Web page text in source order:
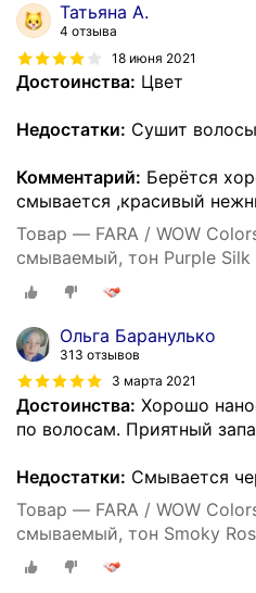
Татьяна А.
4 отзыва
18 июня 2021
Достоинства: Цвет
Недостатки: Сушит волосы
Комментарий: Берётся
смывается ,красивый
Товар — FARA / WOW
смываемый, тон Purple Silk
мл. окрашивание,
волосами
Ольга Баранулько
313 отзывов
3 марта 2021
Достоинства: Хорошо
по волосам. Приятный
Недостатки: Смывается
Товар — FARA / WOW
смываемый, тон Smoky
мл. окрашивание,
волосами